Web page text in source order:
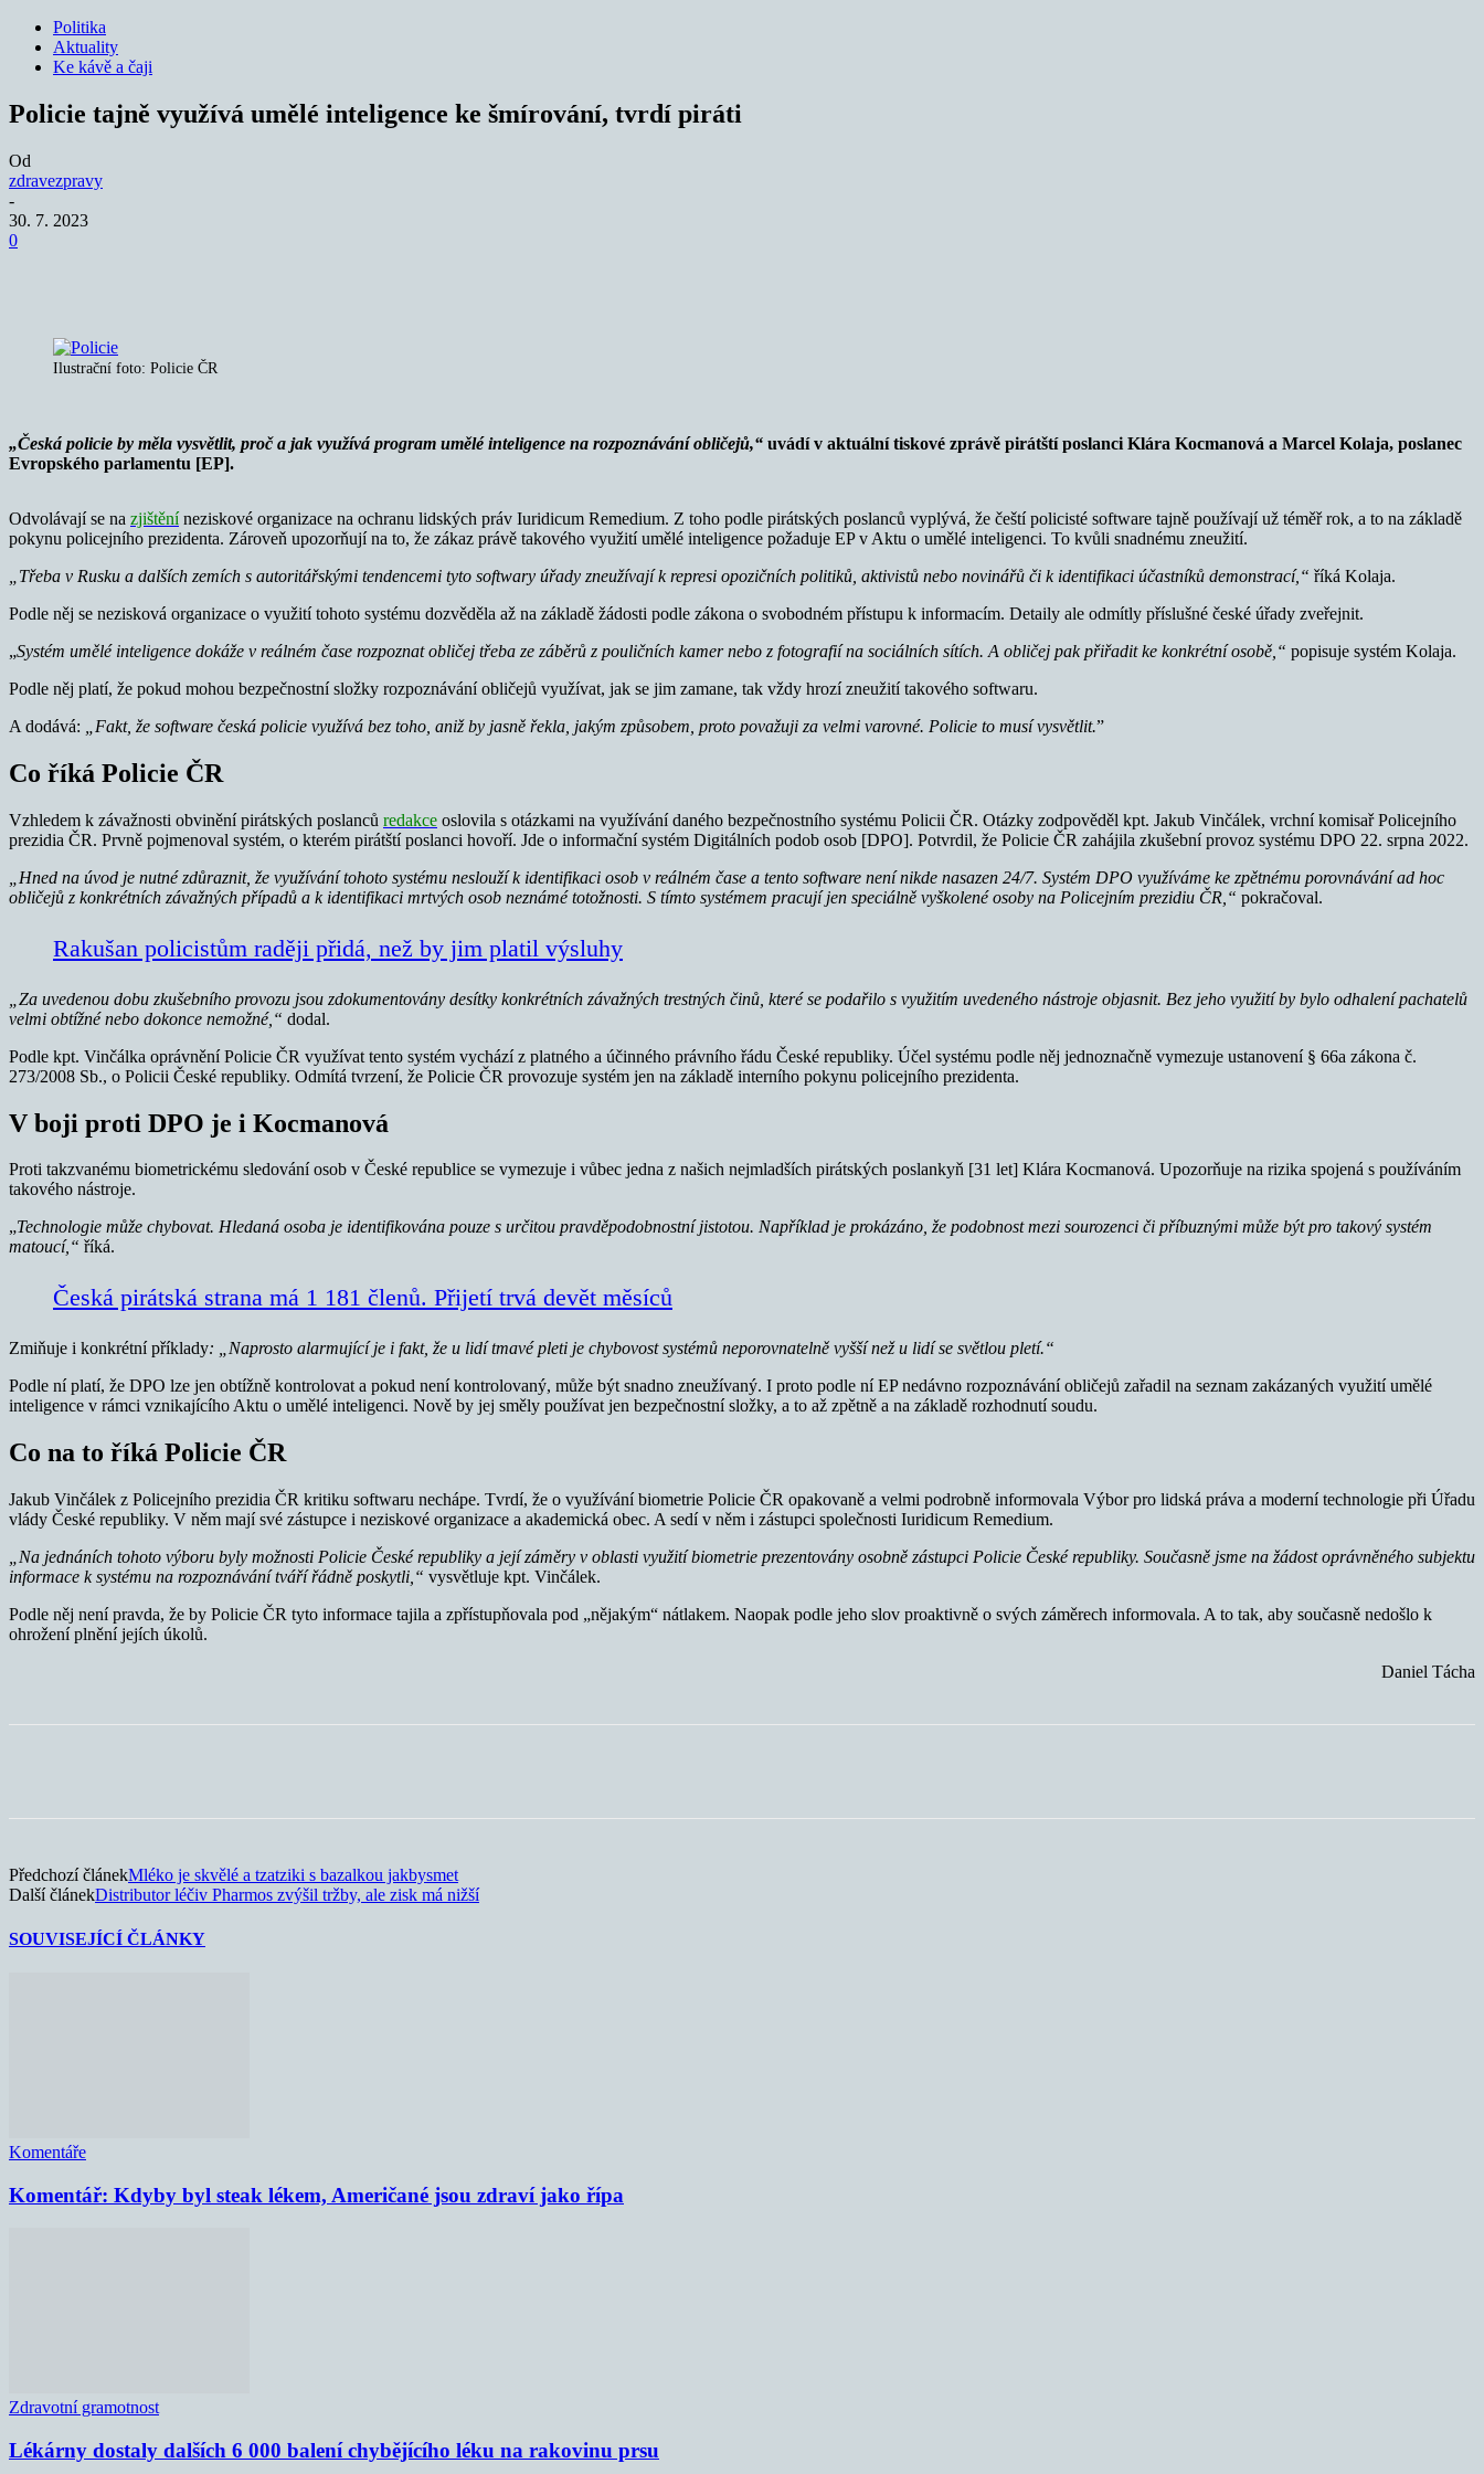
Politika
Aktuality
Ke kávě a čaji
Policie tajně využívá umělé inteligence ke šmírování, tvrdí piráti
Od
zdravezpravy
-
30. 7. 2023
0
Ilustrační foto: Policie ČR
„Česká policie by měla vysvětlit, proč a jak využívá program umělé inteligence na rozpoznávání obličejů,“ uvádí v aktuální tiskové zprávě pirátští poslanci Klára Kocmanová a Marcel Kolaja, poslanec
Evropského parlamentu [EP].
Odvolávají se na zjištěníneziskové organizace na ochranu lidských práv Iuridicum Remedium. Z toho podle pirátských poslanců vyplývá, že čeští policisté software tajně používají už téměř rok, a to na základě
pokynu policejního prezidenta. Zároveň upozorňují na to, že zákaz právě takového využití umělé inteligence požaduje EP v Aktu o umělé inteligenci. To kvůli snadnému zneužití.
„Třeba v Rusku a dalších zemích s autoritářskými tendencemi tyto softwary úřady zneužívají k represi opozičních politiků, aktivistů nebo novinářů či k identifikaci účastníků demonstrací,“ říká Kolaja.
Podle něj se nezisková organizace o využití tohoto systému dozvěděla až na základě žádosti podle zákona o svobodném přístupu k informacím. Detaily ale odmítly příslušné české úřady zveřejnit.
„Systém umělé inteligence dokáže v reálném čase rozpoznat obličej třeba ze záběrů z pouličních kamer nebo z fotografií na sociálních sítích. A obličej pak přiřadit ke konkrétní osobě,“ popisuje systém Kolaja.
Podle něj platí, že pokud mohou bezpečnostní složky rozpoznávání obličejů využívat, jak se jim zamane, tak vždy hrozí zneužití takového softwaru.
A dodává: „Fakt, že software česká policie využívá bez toho, aniž by jasně řekla, jakým způsobem, proto považuji za velmi varovné. Policie to musí vysvětlit.”
Co říká Policie ČR
Vzhledem k závažnosti obvinění pirátských poslanců redakce oslovila s otázkami na využívání daného bezpečnostního systému Policii ČR. Otázky zodpověděl kpt. Jakub Vinčálek, vrchní komisař Policejního
prezidia ČR. Prvně pojmenoval systém, o kterém pirátští poslanci hovoří. Jde o informační systém Digitálních podob osob [DPO]. Potvrdil, že Policie ČR zahájila zkušební provoz systému DPO 22. srpna 2022.
„Hned na úvod je nutné zdůraznit, že využívání tohoto systému neslouží k identifikaci osob v reálném čase a tento software není nikde nasazen 24/7. Systém DPO využíváme ke zpětnému porovnávání ad hoc
obličejů z konkrétních závažných případů a k identifikaci mrtvých osob neznámé totožnosti. S tímto systémem pracují jen speciálně vyškolené osoby na Policejním prezidiu ČR,“ pokračoval.
Rakušan policistům raději přidá, než by jim platil výsluhy
„Za uvedenou dobu zkušebního provozu jsou zdokumentovány desítky konkrétních závažných trestných činů, které se podařilo s využitím uvedeného nástroje objasnit. Bez jeho využití by bylo odhalení pachatelů
velmi obtížné nebo dokonce nemožné,“ dodal.
Podle kpt. Vinčálka oprávnění Policie ČR využívat tento systém vychází z platného a účinného právního řádu České republiky. Účel systému podle něj jednoznačně vymezuje ustanovení § 66a zákona č.
273/2008 Sb., o Policii České republiky. Odmítá tvrzení, že Policie ČR provozuje systém jen na základě interního pokynu policejního prezidenta.
V boji proti DPO je i Kocmanová
Proti takzvanému biometrickému sledování osob v České republice se vymezuje i vůbec jedna z našich nejmladších pirátských poslankyň [31 let] Klára Kocmanová. Upozorňuje na rizika spojená s používáním
takového nástroje.
„Technologie může chybovat. Hledaná osoba je identifikována pouze s určitou pravděpodobnostní jistotou. Například je prokázáno, že podobnost mezi sourozenci či příbuznými může být pro takový systém
matoucí,“ říká.
Česká pirátská strana má 1 181 členů. Přijetí trvá devět měsíců
Zmiňuje i konkrétní příklady: „Naprosto alarmující je i fakt, že u lidí tmavé pleti je chybovost systémů neporovnatelně vyšší než u lidí se světlou pletí.“
Podle ní platí, že DPO lze jen obtížně kontrolovat a pokud není kontrolovaný, může být snadno zneužívaný. I proto podle ní EP nedávno rozpoznávání obličejů zařadil na seznam zakázaných využití umělé
inteligence v rámci vznikajícího Aktu o umělé inteligenci. Nově by jej směly používat jen bezpečnostní složky, a to až zpětně a na základě rozhodnutí soudu.
Co na to říká Policie ČR
Jakub Vinčálek z Policejního prezidia ČR kritiku softwaru nechápe. Tvrdí, že o využívání biometrie Policie ČR opakovaně a velmi podrobně informovala Výbor pro lidská práva a moderní technologie při Úřadu
vlády České republiky. V něm mají své zástupce i neziskové organizace a akademická obec. A sedí v něm i zástupci společnosti Iuridicum Remedium.
„Na jednáních tohoto výboru byly možnosti Policie České republiky a její záměry v oblasti využití biometrie prezentovány osobně zástupci Policie České republiky. Současně jsme na žádost oprávněného subjektu
informace k systému na rozpoznávání tváří řádně poskytli,“ vysvětluje kpt. Vinčálek.
Podle něj není pravda, že by Policie ČR tyto informace tajila a zpřístupňovala pod „nějakým“ nátlakem. Naopak podle jeho slov proaktivně o svých záměrech informovala. A to tak, aby současně nedošlo k
ohrožení plnění jejích úkolů.
Daniel Tácha
Předchozí článekMléko je skvělé a tzatziki s bazalkou jakbysmet
Další článekDistributor léčiv Pharmos zvýšil tržby, ale zisk má nižší
SOUVISEJÍCÍ ČLÁNKY
Komentáře
Komentář: Kdyby byl steak lékem, Američané jsou zdraví jako řípa
Zdravotní gramotnost
Lékárny dostaly dalších 6 000 balení chybějícího léku na rakovinu prsu